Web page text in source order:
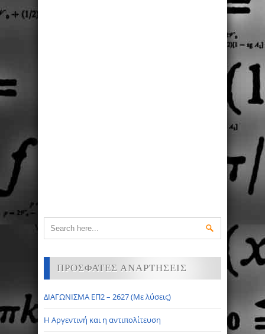
ΠΡΟΣΦΑΤΕΣ ΑΝΑΡΤΗΣΕΙΣ
ΔΙΑΓΩΝΙΣΜΑ ΕΠ2 – 2627 (Με λύσεις)
Η Αργεντινή και η αντιπολίτευση